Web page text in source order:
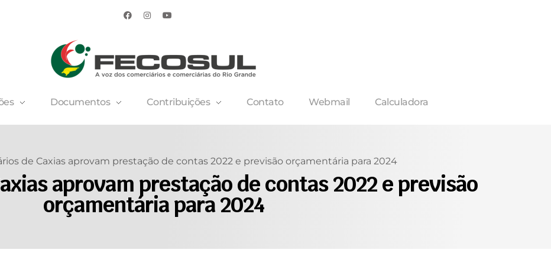
Documentos Contribuições Contato Webmail Calculadora
de Caxias aprovam prestação de contas 2022 e previsão orçamentária para 2024
aprovam prestação de contas 2022 e previsão
orçamentária para 2024